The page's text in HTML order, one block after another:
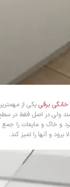
خانگی برقییکی از